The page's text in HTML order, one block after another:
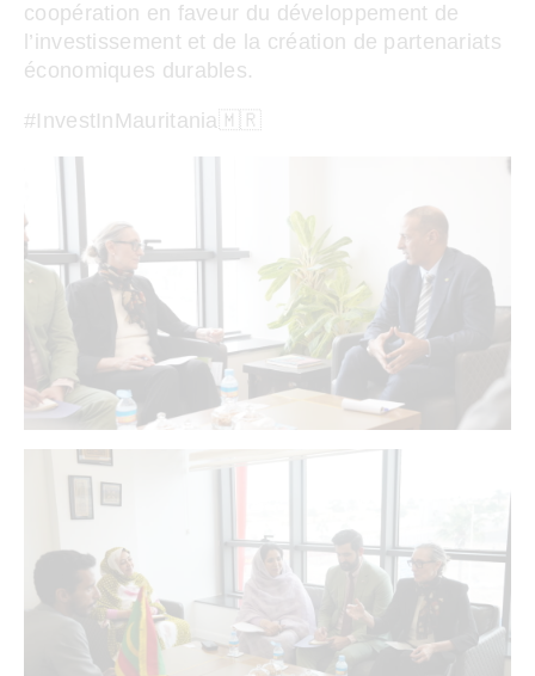
coopération en faveur du développement de
l’investissement et de la création de partenariats
économiques durables.
#InvestInMauritania🇲🇷